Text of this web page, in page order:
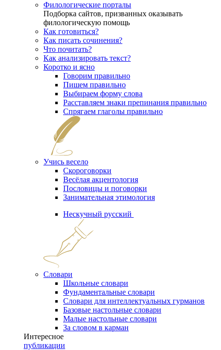
Филологические порталы
Подборка сайтов, призванных оказывать
филологическую помощь
Как готовиться?
Как писать сочинения?
Что почитать?
Как анализировать текст?
Коротко и ясно
Говорим правильно
Пишем правильно
Выбираем форму слова
Расставляем знаки препинания правильно
Спрягаем глаголы правильно
Учись весело
Скороговорки
Весёлая акцентология
Пословицы и поговорки
Занимательная этимология
Нескучный русский
Словари
Школьные словари
Фундаментальные словари
Словари для интеллектуальных гурманов
Базовые настольные словари
Малые настольные словари
За словом в карман
Интересное
публикации